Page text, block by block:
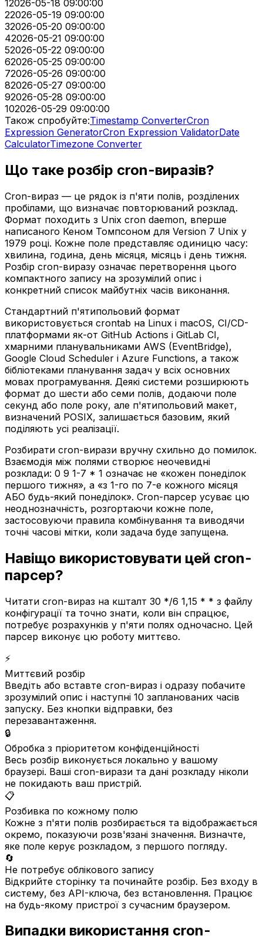
12026-05-18 09:00:00
22026-05-19 09:00:00
32026-05-20 09:00:00
42026-05-21 09:00:00
52026-05-22 09:00:00
62026-05-25 09:00:00
72026-05-26 09:00:00
82026-05-27 09:00:00
92026-05-28 09:00:00
102026-05-29 09:00:00
Також спробуйте:Timestamp ConverterCron
Expression GeneratorCron Expression ValidatorDate
CalculatorTimezone Converter
Що таке розбір cron-виразів?
Cron-вираз — це рядок із п'яти полів, розділених
пробілами, що визначає повторюваний розклад.
Формат походить з Unix cron daemon, вперше
написаного Кеном Томпсоном для Version 7 Unix у
1979 році. Кожне поле представляє одиницю часу:
хвилина, година, день місяця, місяць і день тижня.
Розбір cron-виразу означає перетворення цього
компактного запису на зрозумілий опис і
конкретний список майбутніх часів виконання.
Стандартний п'ятипольовий формат
використовується crontab на Linux і macOS, CI/CD-
платформами як-от GitHub Actions і GitLab CI,
хмарними планувальниками AWS (EventBridge),
Google Cloud Scheduler і Azure Functions, а також
бібліотеками планування задач у всіх основних
мовах програмування. Деякі системи розширюють
формат до шести або семи полів, додаючи поле
секунд або поле року, але п'ятипольовий макет,
визначений POSIX, залишається базовим, який
поділяють усі реалізації.
Розбирати cron-вирази вручну схильно до помилок.
Взаємодія між полями створює неочевидні
розклади: 0 9 1-7 * 1 означає не «кожен понеділок
першого тижня», а «з 1-го по 7-е кожного місяця
АБО будь-який понеділок». Cron-парсер усуває цю
неоднозначність, розгортаючи кожне поле,
застосовуючи правила комбінування та виводячи
точні часові мітки, коли задача буде запущена.
Навіщо використовувати цей cron-
парсер?
Читати cron-вираз на кшталт 30 */6 1,15 * * з файлу
конфігурації та точно знати, коли він спрацює,
потребує розрахунків у п'яти полях одночасно. Цей
парсер виконує цю роботу миттєво.
⚡
Миттєвий розбір
Введіть або вставте cron-вираз і одразу побачите
зрозумілий опис і наступні 10 запланованих часів
запуску. Без кнопки відправки, без
перезавантаження.
🔒
Обробка з пріоритетом конфіденційності
Весь розбір виконується локально у вашому
браузері. Ваші cron-вирази та дані розкладу ніколи
не покидають ваш пристрій.
📋
Розбивка по кожному полю
Кожне з п'яти полів розбирається та відображається
окремо, показуючи розв'язані значення. Визначте,
яке поле керує розкладом, з першого погляду.
🔄
Не потребує облікового запису
Відкрийте сторінку та починайте розбір. Без входу в
систему, без API-ключа, без встановлення. Працює
на будь-якому пристрої з сучасним браузером.
Випадки використання cron-